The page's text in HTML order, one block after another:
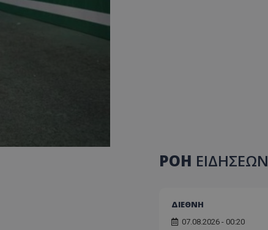
ΡΟΗ ΕΙΔΗΣΕΩΝ
ΔΙΕΘΝΗ
07.08.2026 - 00:20